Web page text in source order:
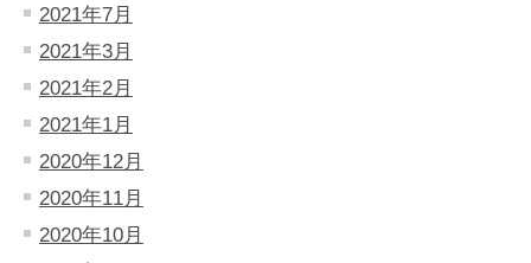
2021年7月
2021年3月
2021年2月
2021年1月
2020年12月
2020年11月
2020年10月